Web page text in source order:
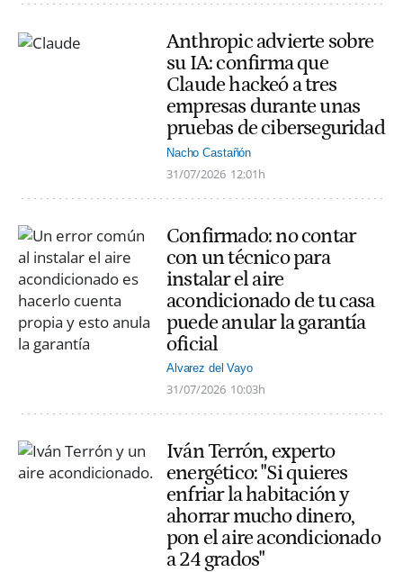
Anthropic advierte sobre
su IA: confirma que
Claude hackeó a tres
empresas durante unas
pruebas de ciberseguridad
Nacho Castañón
31/07/2026 12:01h
Confirmado: no contar
con un técnico para
instalar el aire
acondicionado de tu casa
puede anular la garantía
oficial
Alvarez del Vayo
31/07/2026 10:03h
Iván Terrón, experto
energético: "Si quieres
enfriar la habitación y
ahorrar mucho dinero,
pon el aire acondicionado
a 24 grados"